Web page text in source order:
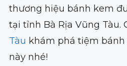
thương hiệu bánh kem
tại tỉnh Bà Rịa Vũng Tàu.
Tàu khám phá tiệm
này nhé!